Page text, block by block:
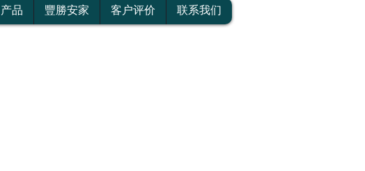
产品 豐勝安家 客户评价 联系我们